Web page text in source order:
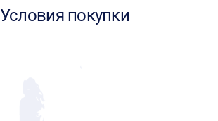
Условия покупки